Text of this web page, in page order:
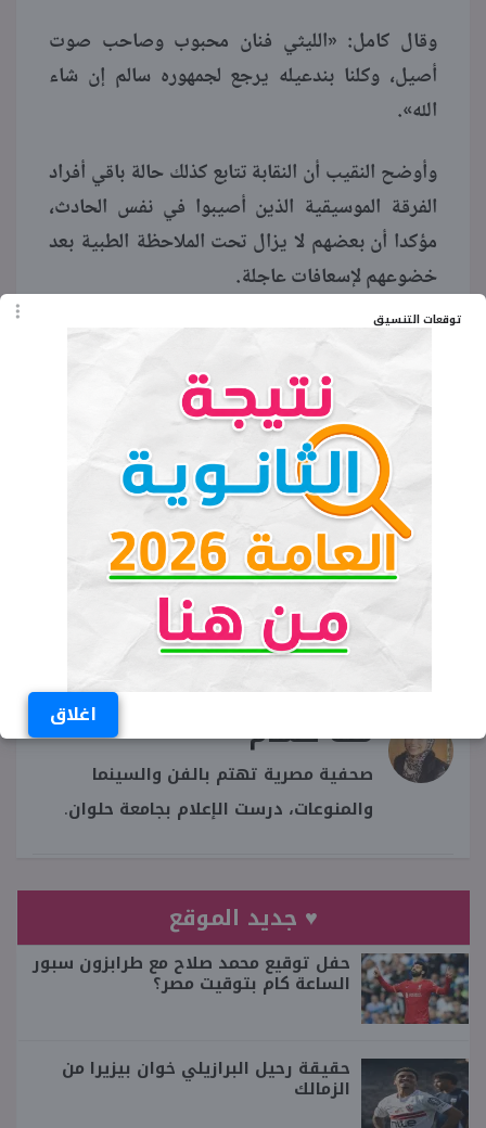
توقعات التنسيق
اغلاق
وقال كامل: «الليثي فنان محبوب وصاحب صوت
أصيل، وكلنا بندعيله يرجع لجمهوره سالم إن شاء
الله».
وأوضح النقيب أن النقابة تتابع كذلك حالة باقي أفراد
الفرقة الموسيقية الذين أصيبوا في نفس الحادث،
مؤكدا أن بعضهم لا يزال تحت الملاحظة الطبية بعد
خضوعهم لإسعافات عاجلة.
الكلمات المفتاحية
آخر تطورات حالة المطرب إسماعيل الليثي
تطورات حالة المطرب إسماعيل الليثي
حالة المطرب إسماعيل الليثي
اسماعيل الليثي
منة حسام
صحفية مصرية تهتم بالفن والسينما
والمنوعات، درست الإعلام بجامعة حلوان.
♥ جديد الموقع
حفل توقيع محمد صلاح مع طرابزون سبور
الساعة كام بتوقيت مصر؟
حقيقة رحيل البرازيلي خوان بيزيرا من
الزمالك